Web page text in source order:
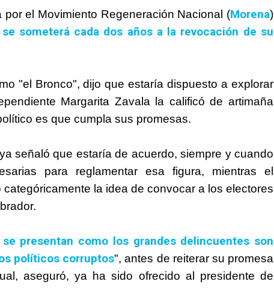
el Movimiento Regeneración Nacional (Morena)
se someterá cada dos años a la revocación de su
"el Bronco", dijo que estaría dispuesto a explorar
Margarita Zavala la calificó de artimaña
es que cumpla sus promesas.
señaló que estaría de acuerdo, siempre y cuando
para reglamentar esa figura, mientras el
la idea de convocar a los electores
presentan como los grandes delincuentes son
políticos corruptos", antes de reiterar su promesa
aseguró, ya ha sido ofrecido al presidente de